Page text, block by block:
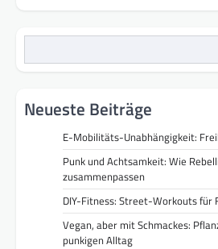
Neueste Beiträge
E-Mobilitäts-Unabhängigkeit:
Punk und Achtsamkeit: Wie
zusammenpassen
DIY-Fitness: Street-Workouts für
Vegan, aber mit Schmackes:
punkigen Alltag